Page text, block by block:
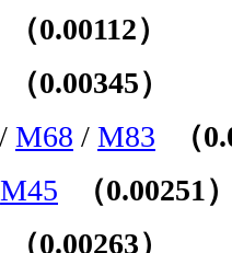
（0.00112）
（0.00345）
/ M68 / M83 （
M45 （0.00251
（0.00263）